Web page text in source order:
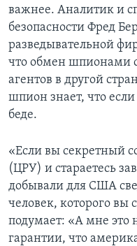
важнее. Аналитик и
безопасности Фред
разведывательной
что обмен шпионами
агентов в другой
шпион знает, что если
беде.
«Если вы секретный
(ЦРУ) и стараетесь
добывали для США
человек, которого вы
подумает: «А мне это
гарантии, что